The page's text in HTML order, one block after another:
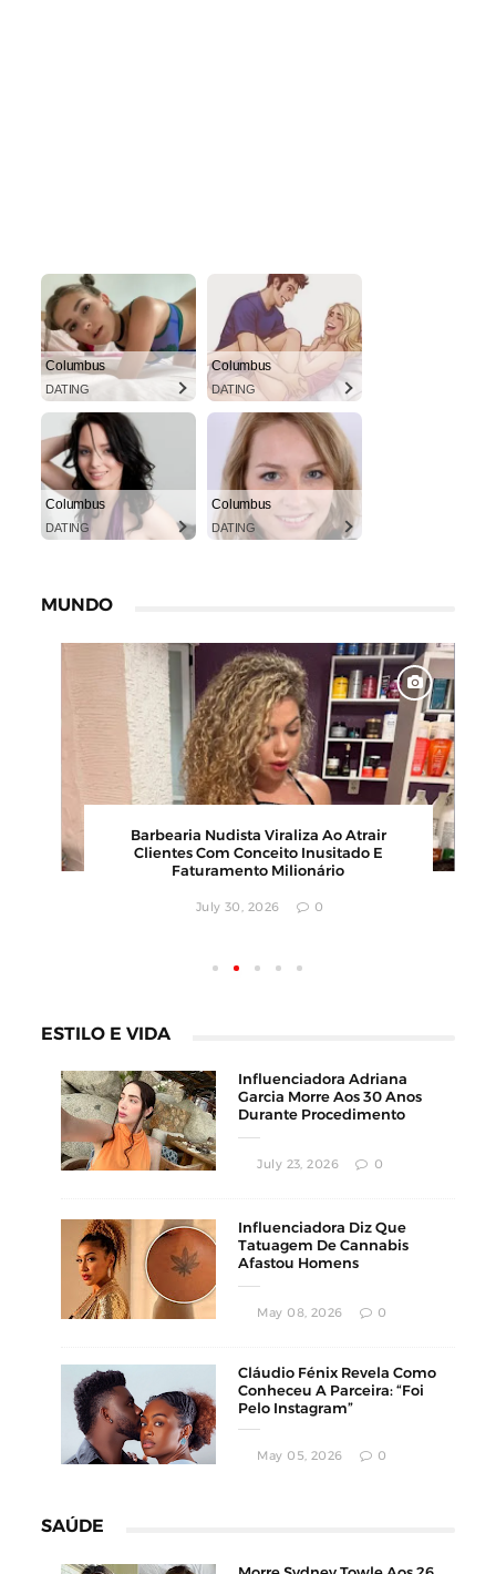
Columbus
DATING
Columbus
DATING
Columbus
DATING
Columbus
DATING
MUNDO
Barbearia Nudista Viraliza Ao Atrair
Clientes Com Conceito Inusitado E
Faturamento Milionário
July 30, 2026 0
ESTILO E VIDA
Influenciadora Adriana
Garcia Morre Aos 30 Anos
Durante Procedimento
July 23, 2026 0
Influenciadora Diz Que
Tatuagem De Cannabis
Afastou Homens
May 08, 2026 0
Cláudio Fénix Revela Como
Conheceu A Parceira: “Foi
Pelo Instagram”
May 05, 2026 0
SAÚDE